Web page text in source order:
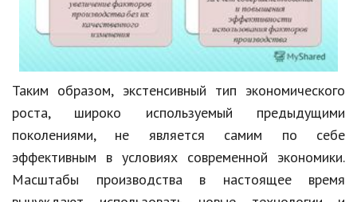
Таким образом, экстенсивный тип экономического
роста, широко используемый предыдущими
поколениями, не является самим по себе
эффективным в условиях современной экономики.
Масштабы производства в настоящее время